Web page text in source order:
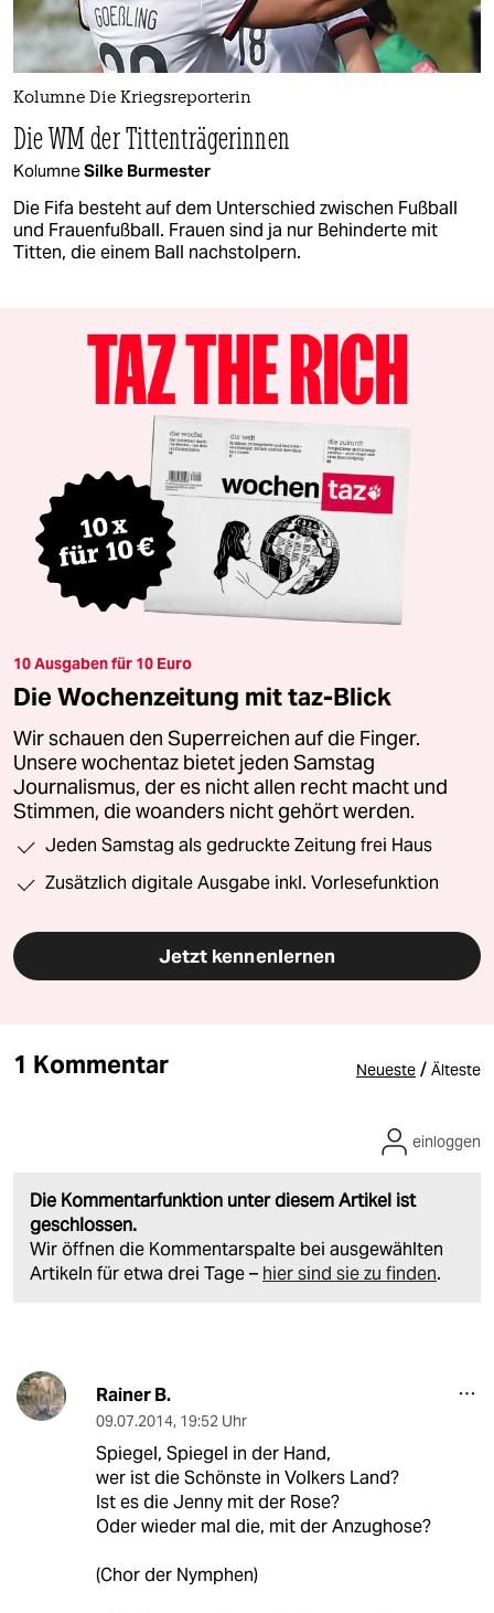
Kolumne Die Kriegsreporterin
Die WM der Tittenträgerinnen
KolumneSilke Burmester
Die Fifa besteht auf dem Unterschied zwischen Fußball
und Frauenfußball. Frauen sind ja nur Behinderte mit
Titten, die einem Ball nachstolpern.
10 Ausgaben für 10 Euro
Die Wochenzeitung mit taz-Blick
Wir schauen den Superreichen auf die Finger.
Unsere wochentaz bietet jeden Samstag
Journalismus, der es nicht allen recht macht und
Stimmen, die woanders nicht gehört werden.
Jeden Samstag als gedruckte Zeitung frei Haus
Zusätzlich digitale Ausgabe inkl. Vorlesefunktion
Jetzt kennenlernen
1 Kommentar Neueste / Älteste
Die Kommentarfunktion unter diesem Artikel ist
geschlossen.
Wir öffnen die Kommentarspalte bei ausgewählten
Artikeln für etwa drei Tage – hier sind sie zu finden.
einloggen
Rainer B.
09.07.2014, 19:52 Uhr
Spiegel, Spiegel in der Hand,
wer ist die Schönste in Volkers Land?
Ist es die Jenny mit der Rose?
Oder wieder mal die, mit der Anzughose?
(Chor der Nymphen)